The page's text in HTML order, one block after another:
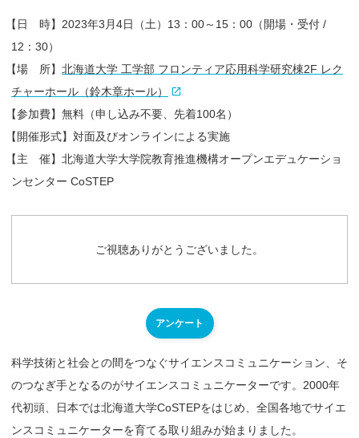
【 日 時】2023年3月4日（土）13：00～15：00（開場・受付 /
12：30）
【場 所】 北海道大学 工学部 フロンティア応用科学研究棟2F レク
チャーホール（鈴木章ホール）
【参加費】無料（申し込み不要、先着100名）
【 開催形式】対面及びオンラインによる実施
【主 催】北海道大学大学院教育推進機構オープンエデュケーショ
ンセンター CoSTEP
ご視聴ありがとうございました。
アンケート
科学技術と社会との間をつなぐサイエンスコミュニケーション、そ
のつなぎ手となるのがサイエンスコミュニケーターです。2000年
代初頭、日本では北海道大学CoSTEPをはじめ、全国各地でサイエ
ンスコミュニケーターを育てる取り組みが始まりました。